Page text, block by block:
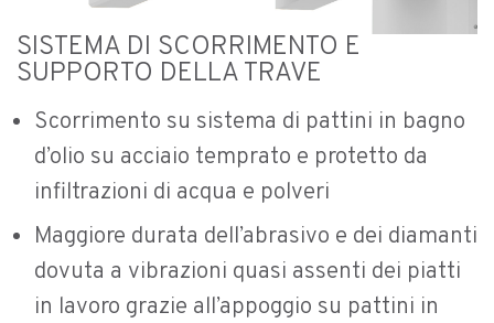
SISTEMA DI SCORRIMENTO E
SUPPORTO DELLA TRAVE
Scorrimento su sistema di pattini in bagno
d’olio su acciaio temprato e protetto da
infiltrazioni di acqua e polveri
Maggiore durata dell’abrasivo e dei diamanti
dovuta a vibrazioni quasi assenti dei piatti
in lavoro grazie all’appoggio su pattini in